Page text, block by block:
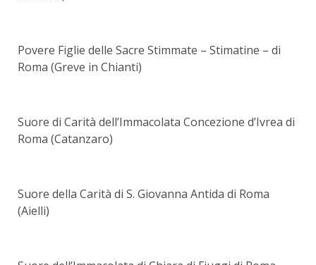
Povere Figlie delle Sacre Stimmate – Stimatine – di
Roma (Greve in Chianti)
Suore di Carità dell’Immacolata Concezione d’Ivrea di
Roma (Catanzaro)
Suore della Carità di S. Giovanna Antida di Roma
(Aielli)